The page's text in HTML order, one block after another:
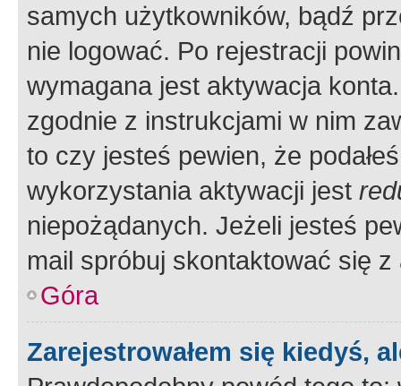
samych użytkowników, bądź
nie logować. Po rejestracji
wymagana jest aktywacja
zgodnie z instrukcjami w nim
to czy jesteś pewien, że
wykorzystania aktywacji jest
niepożądanych. Jeżeli jesteś
mail spróbuj skontaktować się
Góra
Zarejestrowałem się kiedyś,